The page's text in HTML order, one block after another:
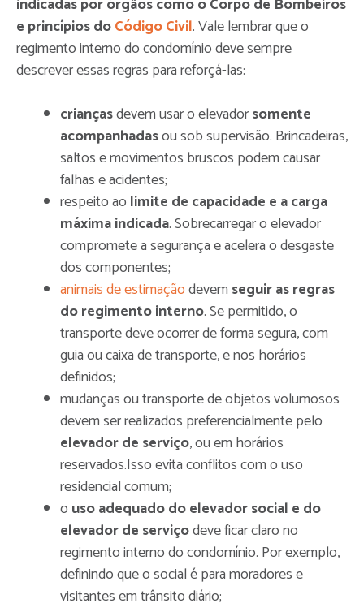
indicadas por órgãos como o Corpo de Bombeiros
e princípios doCódigo Civil. Vale lembrar que o
regimento interno do condomínio deve sempre
descrever essas regras para reforçá-las:
criançasdevem usar o elevadorsomente
acompanhadasou sob supervisão. Brincadeiras,
saltos e movimentos bruscos podem causar
falhas e acidentes;
respeito ao limite de capacidade e a carga
máxima indicada. Sobrecarregar o elevador
compromete a segurança e acelera o desgaste
dos componentes;
animais de estimaçãodevem seguir as regras
do regimento interno. Se permitido, o
transporte deve ocorrer de forma segura, com
guia ou caixa de transporte, e nos horários
definidos;
mudanças ou transporte de objetos volumosos
devem ser realizados preferencialmente pelo
elevador de serviço, ou em horários
reservados.Isso evita conflitos com o uso
residencial comum;
o uso adequado do elevador social e do
elevador de serviçodeve ficar claro no
regimento interno do condomínio. Por exemplo,
definindo que o social é para moradores e
visitantes em trânsito diário;